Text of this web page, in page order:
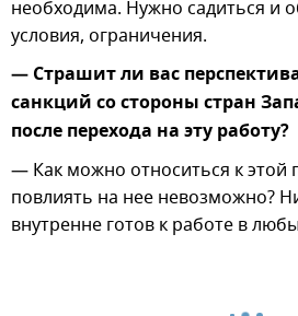
необходима. Нужно садиться и
условия, ограничения.
— Страшит ли вас
санкций со стороны стран
после перехода на эту работу?
— Как можно относиться к этой
повлиять на нее невозможно?
внутренне готов к работе в